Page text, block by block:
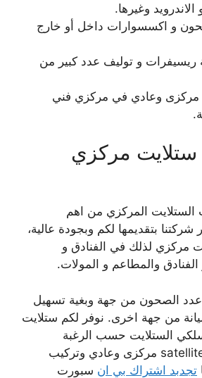
وغيرها.
و اكسسوارات داخل أو خارج
و توليف عدد كبير من
الستلايت satellite مركزى وعادي في مركزي فني
مركزي
الستلايت المركزي من اهم
شركتنا بتقديمها لكم وبجودة عالية،
مركزي لذلك في الفنادق و
الفنادق والمطاعم و المولات.
الصحون من جهة وبغية تسهيل
من جهة اخرى. نوفر لكم ستلايت
الستلايت حسب الرغبة
والطلب الستلايت satellite مركزى وعادي وتركيب
تجدبد اشتراك بي ان سبورت